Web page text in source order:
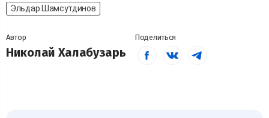
Эльдар Шамсутдинов
Автор
Николай Халабузарь
Поделиться